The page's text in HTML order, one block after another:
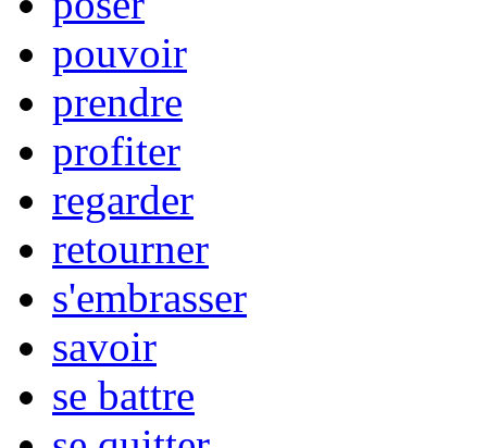
pouvoir
prendre
profiter
regarder
retourner
s'embrasser
savoir
se battre